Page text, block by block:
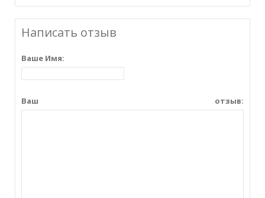
Написать отзыв
Ваше Имя:
Ваш отзыв: